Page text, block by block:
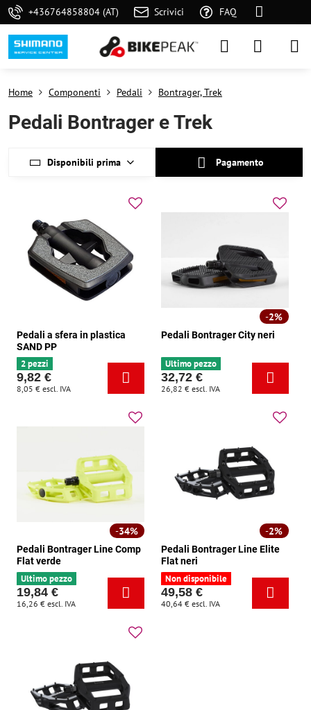
+436764858804 (AT) Scrivici FAQ
Home Componenti Pedali Bontrager, Trek
Pedali Bontrager e Trek
Disponibili prima Pagamento
Pedali a sfera in plastica
SAND PP
2 pezzi
9,82 €
8,05 € escl. IVA
2%
Pedali Bontrager City neri
Ultimo pezzo
32,72 €
26,82 € escl. IVA
34%
Pedali Bontrager Line Comp
Flat verde
Ultimo pezzo
19,84 €
16,26 € escl. IVA
2%
Pedali Bontrager Line Elite
Flat neri
Non disponibile
49,58 €
40,64 € escl. IVA